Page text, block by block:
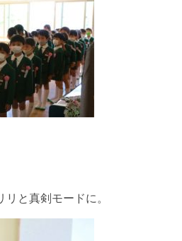
と真剣モードに。